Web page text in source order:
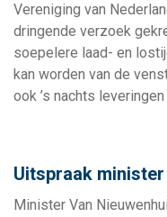
Vereniging van
dringende verzoek
soepelere laad- en
kan worden van de
ook ’s nachts
Uitspraak minister
Minister Van